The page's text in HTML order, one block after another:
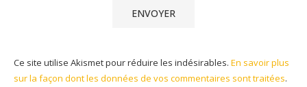
Ce site utilise Akismet pour réduire les indésirables. En savoir plus
sur la façon dont les données de vos commentaires sont traitées.